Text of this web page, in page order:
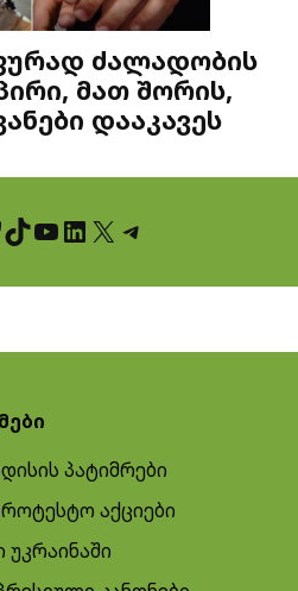
ძალადობის
მათ შორის,
დააკავეს
TikTok YouTube LinkedIn X Telegram
პატიმრები
აქციები
უკრაინაში